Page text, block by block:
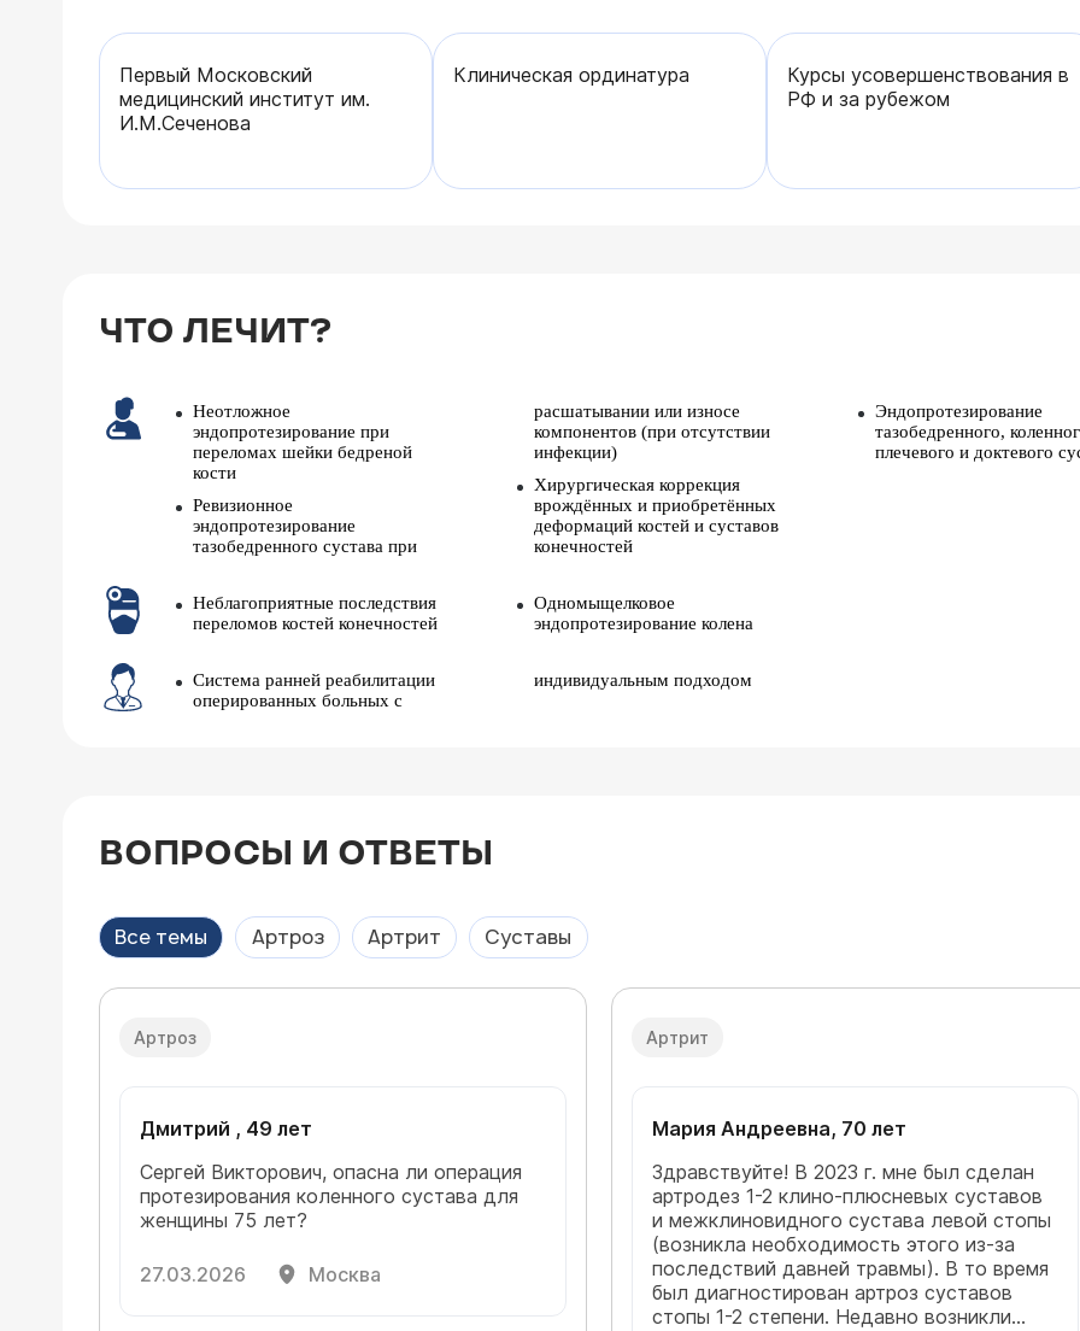
Первый Московский
медицинский институт им.
И.М.Сеченова
Клиническая ординатура
Курсы усовершенствования в
РФ и за рубежом
ЧТО ЛЕЧИТ?
Неотложное
эндопротезирование при
переломах шейки бедреной
кости
Ревизионное
эндопротезирование
тазобедренного сустава при
расшатывании или износе
компонентов (при отсутствии
инфекции)
Хирургическая коррекция
врождённых и приобретённых
деформаций костей и суставов
конечностей
Эндопротезирование
тазобедренного,
плечевого и доктевого
Неблагоприятные последствия
переломов костей конечностей
Одномыщелковое
эндопротезирование колена
Система ранней реабилитации
оперированных больных с
индивидуальным подходом
ВОПРОСЫ И ОТВЕТЫ
Все темы Артроз Артрит Суставы
Артроз
Дмитрий , 49 лет
Сергей Викторович, опасна ли операция
протезирования коленного сустава для
женщины 75 лет?
27.03.2026 Москва
Артрит
Мария Андреевна, 70 лет
Здравствуйте! В 2023 г. мне был сделан
артродез 1-2 клино-плюсневых суставов
и межклиновидного сустава левой стопы
(возникла необходимость этого из-за
последствий давней травмы). В то время
был диагностирован артроз суставов
стопы 1-2 степени. Недавно возникли